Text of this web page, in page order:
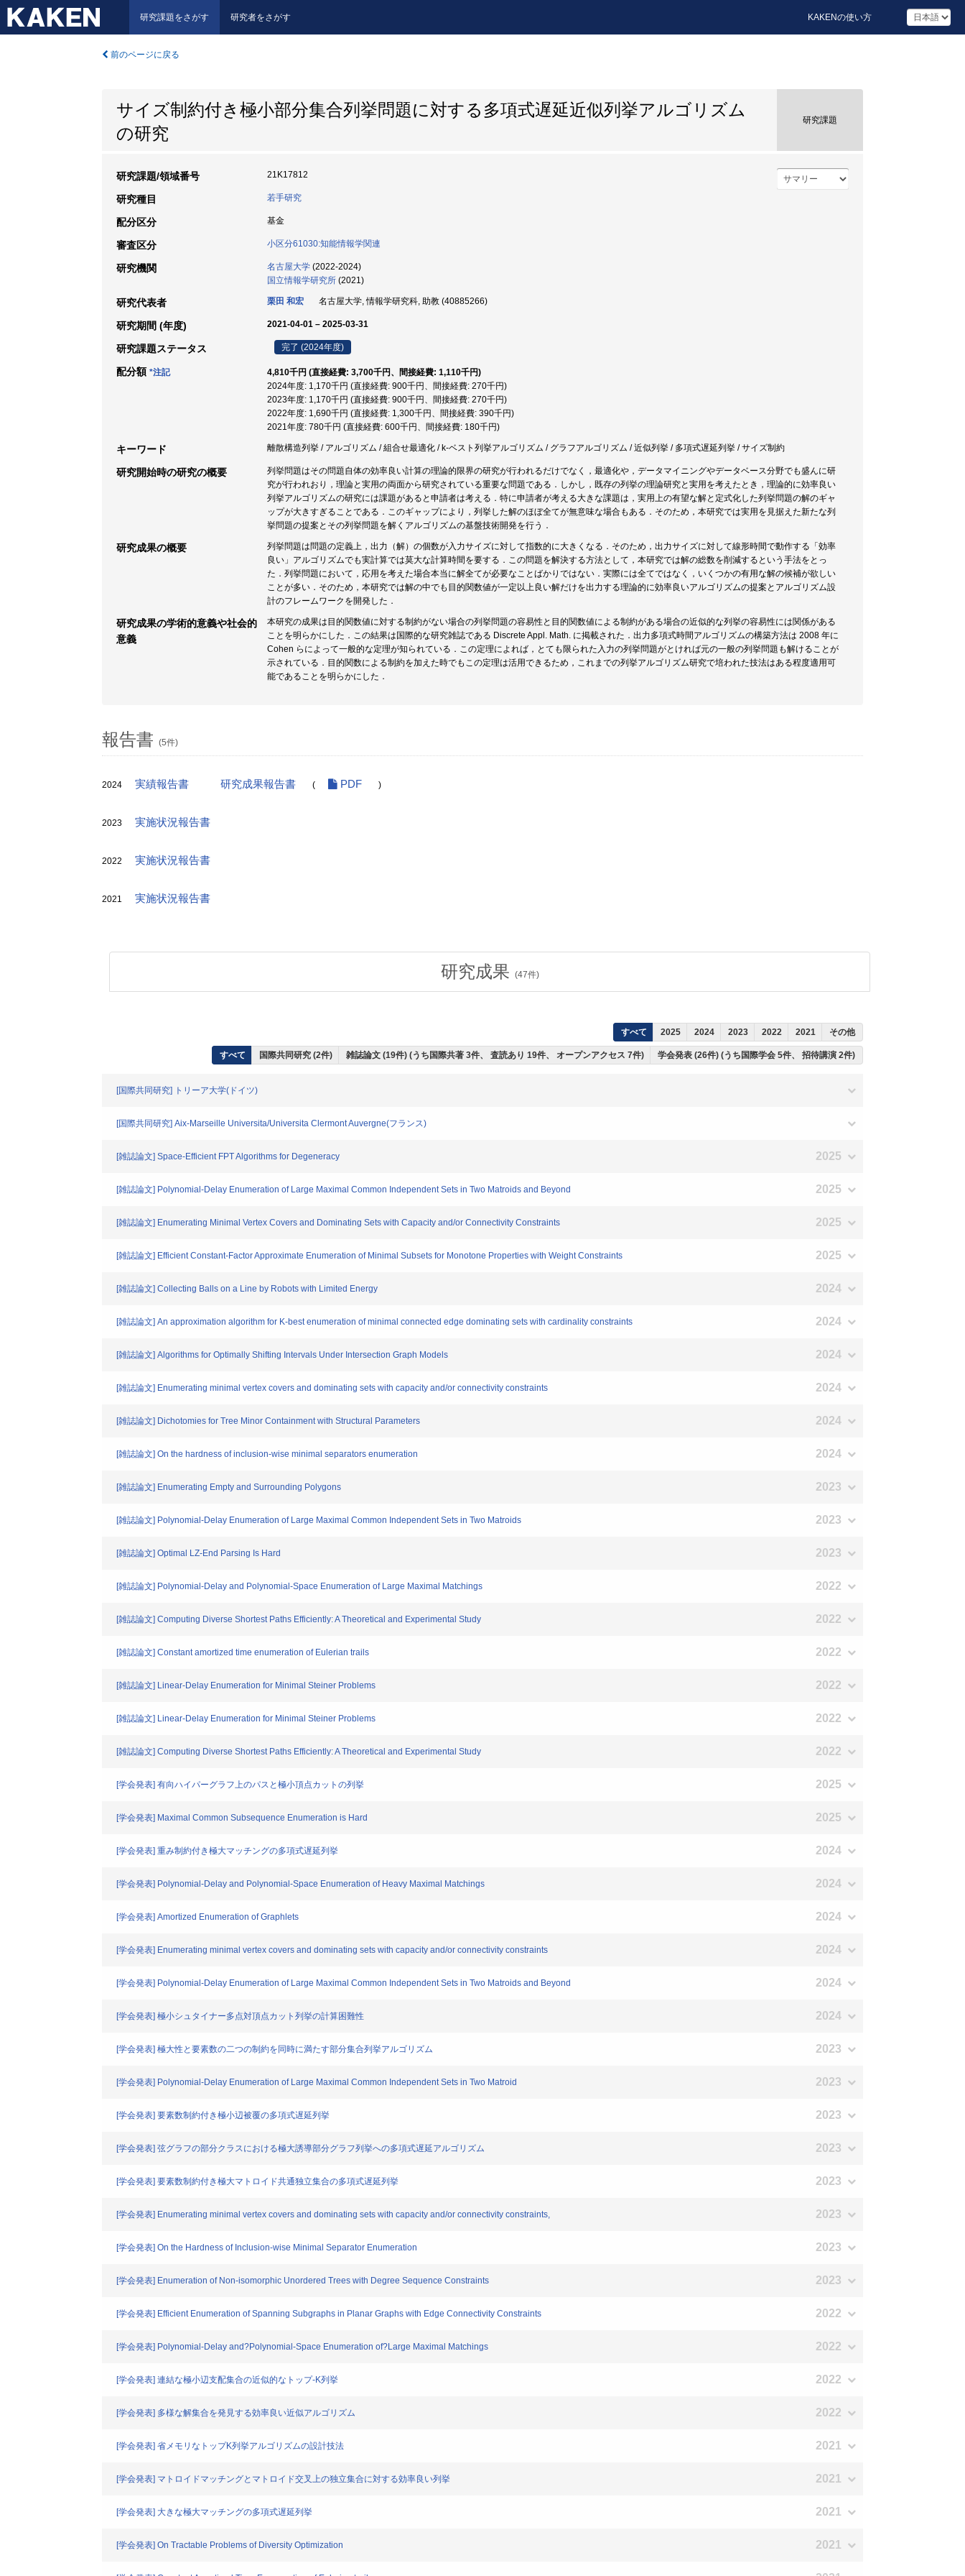
研究課題をさがす 研究者をさがす KAKENの使い方
前のページに戻る
サイズ制約付き極小部分集合列挙問題に対する多項式遅延近似列挙アルゴリズム
の研究
研究課題
研究課題/領域番号 21K17812
研究種目 若手研究
配分区分 基金
審査区分 小区分61030:知能情報学関連
研究機関 名古屋大学 (2022-2024)
国立情報学研究所 (2021)
研究代表者 栗田 和宏 名古屋大学, 情報学研究科, 助教 (40885266)
研究期間 (年度) 2021-04-01 – 2025-03-31
研究課題ステータス 完了 (2024年度)
配分額 *注記
4,810千円 (直接経費: 3,700千円、間接経費: 1,110千円)
2024年度: 1,170千円 (直接経費: 900千円、間接経費: 270千円)
2023年度: 1,170千円 (直接経費: 900千円、間接経費: 270千円)
2022年度: 1,690千円 (直接経費: 1,300千円、間接経費: 390千円)
2021年度: 780千円 (直接経費: 600千円、間接経費: 180千円)
キーワード 離散構造列挙 / アルゴリズム / 組合せ最適化 / k-ベスト列挙アルゴリズム / グラフアルゴリズム / 近似列挙 / 多項式遅延列挙 / サイズ制約
研究開始時の研究の概要
列挙問題はその問題自体の効率良い計算の理論的限界の研究が行われるだけでなく，最適化や，データマイニングやデータベース分野でも盛んに研
究が行われおり，理論と実用の両面から研究されている重要な問題である．しかし，既存の列挙の理論研究と実用を考えたとき，理論的に効率良い
列挙アルゴリズムの研究には課題があると申請者は考える．特に申請者が考える大きな課題は，実用上の有望な解と定式化した列挙問題の解のギャ
ップが大きすぎることである．このギャップにより，列挙した解のほぼ全てが無意味な場合もある．そのため，本研究では実用を見据えた新たな列
挙問題の提案とその列挙問題を解くアルゴリズムの基盤技術開発を行う．
研究成果の概要
列挙問題は問題の定義上，出力（解）の個数が入力サイズに対して指数的に大きくなる．そのため，出力サイズに対して線形時間で動作する「効率
良い」アルゴリズムでも実計算では莫大な計算時間を要する．この問題を解決する方法として，本研究では解の総数を削減するという手法をとっ
た．列挙問題において，応用を考えた場合本当に解全てが必要なことばかりではない．実際には全てではなく，いくつかの有用な解の候補が欲しい
ことが多い．そのため，本研究では解の中でも目的関数値が一定以上良い解だけを出力する理論的に効率良いアルゴリズムの提案とアルゴリズム設
計のフレームワークを開発した．
研究成果の学術的意義や社会的
意義
本研究の成果は目的関数値に対する制約がない場合の列挙問題の容易性と目的関数値による制約がある場合の近似的な列挙の容易性には関係がある
ことを明らかにした．この結果は国際的な研究雑誌である Discrete Appl. Math. に掲載された．出力多項式時間アルゴリズムの構築方法は 2008 年に
Cohen らによって一般的な定理が知られている．この定理によれば，とても限られた入力の列挙問題がとければ元の一般の列挙問題も解けることが
示されている．目的関数による制約を加えた時でもこの定理は活用できるため，これまでの列挙アルゴリズム研究で培われた技法はある程度適用可
能であることを明らかにした．
報告書 (5件)
2024 実績報告書 研究成果報告書 ( PDF )
2023 実施状況報告書
2022 実施状況報告書
2021 実施状況報告書
研究成果 (47件)
すべて 2025 2024 2023 2022 2021 その他
すべて 国際共同研究 (2件) 雑誌論文 (19件) (うち国際共著 3件、 査読あり 19件、 オープンアクセス 7件) 学会発表 (26件) (うち国際学会 5件、 招待講演 2件)
[国際共同研究] トリーア大学(ドイツ)
[国際共同研究] Aix-Marseille Universita/Universita Clermont Auvergne(フランス)
[雑誌論文] Space-Efficient FPT Algorithms for Degeneracy 2025
[雑誌論文] Polynomial-Delay Enumeration of Large Maximal Common Independent Sets in Two Matroids and Beyond 2025
[雑誌論文] Enumerating Minimal Vertex Covers and Dominating Sets with Capacity and/or Connectivity Constraints 2025
[雑誌論文] Efficient Constant-Factor Approximate Enumeration of Minimal Subsets for Monotone Properties with Weight Constraints 2025
[雑誌論文] Collecting Balls on a Line by Robots with Limited Energy 2024
[雑誌論文] An approximation algorithm for K-best enumeration of minimal connected edge dominating sets with cardinality constraints 2024
[雑誌論文] Algorithms for Optimally Shifting Intervals Under Intersection Graph Models 2024
[雑誌論文] Enumerating minimal vertex covers and dominating sets with capacity and/or connectivity constraints 2024
[雑誌論文] Dichotomies for Tree Minor Containment with Structural Parameters 2024
[雑誌論文] On the hardness of inclusion-wise minimal separators enumeration 2024
[雑誌論文] Enumerating Empty and Surrounding Polygons 2023
[雑誌論文] Polynomial-Delay Enumeration of Large Maximal Common Independent Sets in Two Matroids 2023
[雑誌論文] Optimal LZ-End Parsing Is Hard 2023
[雑誌論文] Polynomial-Delay and Polynomial-Space Enumeration of Large Maximal Matchings 2022
[雑誌論文] Computing Diverse Shortest Paths Efficiently: A Theoretical and Experimental Study 2022
[雑誌論文] Constant amortized time enumeration of Eulerian trails 2022
[雑誌論文] Linear-Delay Enumeration for Minimal Steiner Problems 2022
[雑誌論文] Linear-Delay Enumeration for Minimal Steiner Problems 2022
[雑誌論文] Computing Diverse Shortest Paths Efficiently: A Theoretical and Experimental Study 2022
[学会発表] 有向ハイパーグラフ上のパスと極小頂点カットの列挙 2025
[学会発表] Maximal Common Subsequence Enumeration is Hard 2025
[学会発表] 重み制約付き極大マッチングの多項式遅延列挙 2024
[学会発表] Polynomial-Delay and Polynomial-Space Enumeration of Heavy Maximal Matchings 2024
[学会発表] Amortized Enumeration of Graphlets 2024
[学会発表] Enumerating minimal vertex covers and dominating sets with capacity and/or connectivity constraints 2024
[学会発表] Polynomial-Delay Enumeration of Large Maximal Common Independent Sets in Two Matroids and Beyond 2024
[学会発表] 極小シュタイナー多点対頂点カット列挙の計算困難性 2024
[学会発表] 極大性と要素数の二つの制約を同時に満たす部分集合列挙アルゴリズム 2023
[学会発表] Polynomial-Delay Enumeration of Large Maximal Common Independent Sets in Two Matroid 2023
[学会発表] 要素数制約付き極小辺被覆の多項式遅延列挙 2023
[学会発表] 弦グラフの部分クラスにおける極大誘導部分グラフ列挙への多項式遅延アルゴリズム 2023
[学会発表] 要素数制約付き極大マトロイド共通独立集合の多項式遅延列挙 2023
[学会発表] Enumerating minimal vertex covers and dominating sets with capacity and/or connectivity constraints, 2023
[学会発表] On the Hardness of Inclusion-wise Minimal Separator Enumeration 2023
[学会発表] Enumeration of Non-isomorphic Unordered Trees with Degree Sequence Constraints 2023
[学会発表] Efficient Enumeration of Spanning Subgraphs in Planar Graphs with Edge Connectivity Constraints 2022
[学会発表] Polynomial-Delay and?Polynomial-Space Enumeration of?Large Maximal Matchings 2022
[学会発表] 連結な極小辺支配集合の近似的なトップ-K列挙 2022
[学会発表] 多様な解集合を発見する効率良い近似アルゴリズム 2022
[学会発表] 省メモリなトップK列挙アルゴリズムの設計技法 2021
[学会発表] マトロイドマッチングとマトロイド交叉上の独立集合に対する効率良い列挙 2021
[学会発表] 大きな極大マッチングの多項式遅延列挙 2021
[学会発表] On Tractable Problems of Diversity Optimization 2021